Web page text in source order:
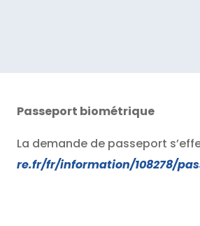
Passeport biométrique
La demande de passeport
re.fr/fr/information/108278/